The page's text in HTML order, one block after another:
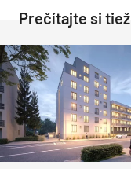
Prečítajte si tiež